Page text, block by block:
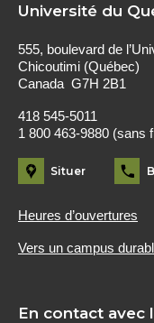
Université du
555, boulevard de
Chicoutimi (Québec)
Canada G7H 2B1
418 545-5011
1 800 463-9880 (sans
Situer
Heures d’ouvertures
Vers un campus
En contact avec